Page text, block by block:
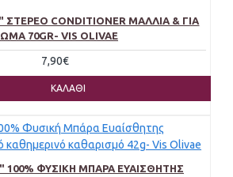
ΣΤΕΡΕΌ CONDITIONER ΜΑΛΛΙΆ & ΓΙΑ
70GR- VIS OLIVAE
7,90€
ΚΑΛΆΘΙ
100% ΦΥΣΙΚΉ ΜΠΆΡΑ ΕΥΑΊΣΘΗΤΗΣ